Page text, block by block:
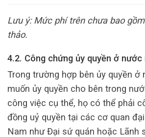
Lưu ý: Mức phí trên chưa bao
thảo.
4.2. Công chứng ủy quyền ở nước
Trong trường hợp bên ủy quyền ở
muốn ủy quyền cho bên trong
công việc cụ thể, họ có thể phải
đồng uỷ quyền tại các cơ quan
Nam như Đại sứ quán hoặc Lãnh